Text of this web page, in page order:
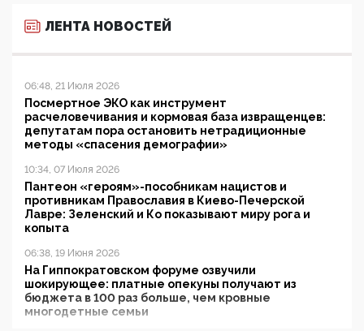
ЛЕНТА НОВОСТЕЙ
06:48, 21 Июля 2026
Посмертное ЭКО как инструмент
расчеловечивания и кормовая база извращенцев:
депутатам пора остановить нетрадиционные
методы «спасения демографии»
10:34, 07 Июля 2026
Пантеон «героям»-пособникам нацистов и
противникам Православия в Киево-Печерской
Лавре: Зеленский и Ко показывают миру рога и
копыта
06:38, 19 Июня 2026
На Гиппократовском форуме озвучили
шокирующее: платные опекуны получают из
бюджета в 100 раз больше, чем кровные
многодетные семьи